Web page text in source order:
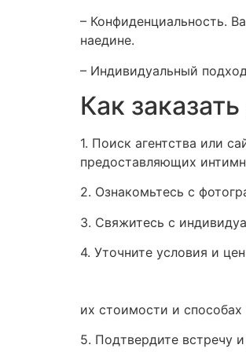
– Конфиденциальность.
наедине.
– Индивидуальный
Как
1. Поиск агентства или
предоставляющих
2. Ознакомьтесь с
3. Свяжитесь с
4. Уточните условия и
их стоимости и способах
5. Подтвердите встречу